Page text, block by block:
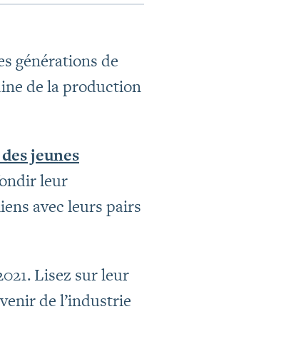
générations de
de la production
jeunes
leur
avec leurs pairs
Lisez sur leur
de l’industrie